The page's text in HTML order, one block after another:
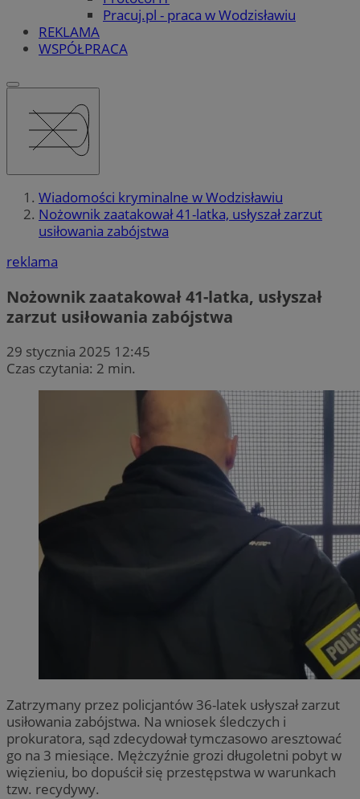
Pracuj.pl - praca w Wodzisławiu
REKLAMA
WSPÓŁPRACA
Wiadomości kryminalne w Wodzisławiu
Nożownik zaatakował 41-latka, usłyszał zarzut
usiłowania zabójstwa
reklama
Nożownik zaatakował 41-latka, usłyszał
zarzut usiłowania zabójstwa
29 stycznia 2025 12:45
Czas czytania: 2 min.
Zatrzymany przez policjantów 36-latek usłyszał zarzut
usiłowania zabójstwa. Na wniosek śledczych i
prokuratora, sąd zdecydował tymczasowo aresztować
go na 3 miesiące. Mężczyźnie grozi długoletni pobyt w
więzieniu, bo dopuścił się przestępstwa w warunkach
tzw. recydywy.